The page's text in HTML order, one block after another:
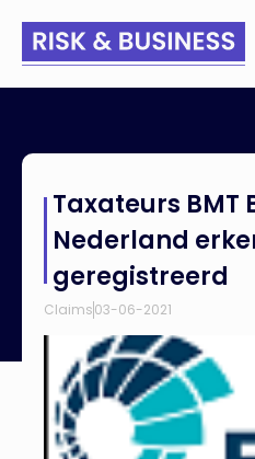
en geregistreerd
Taxateurs BMT
Nederland
geregistreerd
Claims03-06-2021